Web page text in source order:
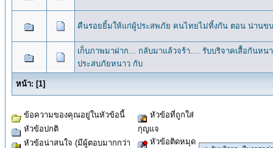
คืนรอยยิ้มให้แก่ผู้ประสพภัย คนไทยไม่ทิ้งกัน ตอน น่านข
เก็บภาพมาฝาก... กลับมาแล้วจร้า.... รับบริจาคเสื้อกันห
ประสบภัยหนาว กับ
หน้า: [1]
ข้อความของคุณอยู่ในหัวข้อนี้
หัวข้อปกติ
หัวข้อน่าสนใจ (มีผู้ตอบมากกว่า
หัวข้อที่ถูกใส่
กุญแจ
หัวข้อติดหมุด